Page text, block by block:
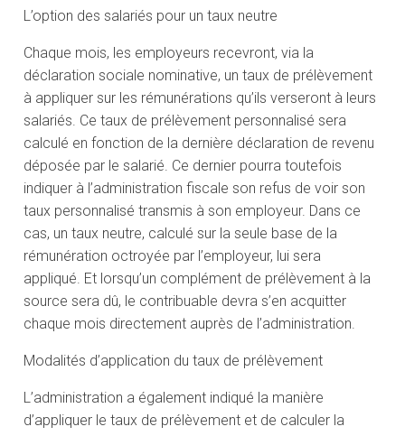
L’option des salariés pour un taux neutre
Chaque mois, les employeurs recevront, via la
déclaration sociale nominative, un taux de prélèvement
à appliquer sur les rémunérations qu’ils verseront à leurs
salariés. Ce taux de prélèvement personnalisé sera
calculé en fonction de la dernière déclaration de revenu
déposée par le salarié. Ce dernier pourra toutefois
indiquer à l’administration fiscale son refus de voir son
taux personnalisé transmis à son employeur. Dans ce
cas, un taux neutre, calculé sur la seule base de la
rémunération octroyée par l’employeur, lui sera
appliqué. Et lorsqu’un complément de prélèvement à la
source sera dû, le contribuable devra s’en acquitter
chaque mois directement auprès de l’administration.
Modalités d’application du taux de prélèvement
L’administration a également indiqué la manière
d’appliquer le taux de prélèvement et de calculer la